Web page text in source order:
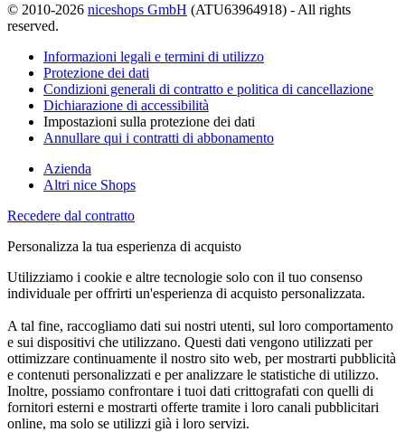
© 2010-2026 niceshops GmbH (ATU63964918) - All rights
reserved.
Informazioni legali e termini di utilizzo
Protezione dei dati
Condizioni generali di contratto e politica di cancellazione
Dichiarazione di accessibilità
Impostazioni sulla protezione dei dati
Annullare qui i contratti di abbonamento
Azienda
Altri nice Shops
Recedere dal contratto
Personalizza la tua esperienza di acquisto
Utilizziamo i cookie e altre tecnologie solo con il tuo consenso
individuale per offrirti un'esperienza di acquisto personalizzata.
A tal fine, raccogliamo dati sui nostri utenti, sul loro comportamento
e sui dispositivi che utilizzano. Questi dati vengono utilizzati per
ottimizzare continuamente il nostro sito web, per mostrarti pubblicità
e contenuti personalizzati e per analizzare le statistiche di utilizzo.
Inoltre, possiamo confrontare i tuoi dati crittografati con quelli di
fornitori esterni e mostrarti offerte tramite i loro canali pubblicitari
online, ma solo se utilizzi già i loro servizi.